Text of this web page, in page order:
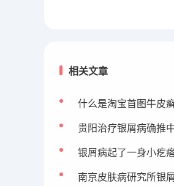
相关文章
什么是淘宝首图牛皮
贵阳治疗银屑病确推
银屑病起了一身小疙
南京皮肤病研究所银